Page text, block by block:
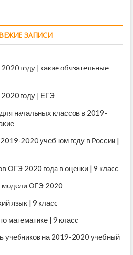
ЗАПИСИ
году | какие обязательные
2020 году | ЕГЭ
начальных классов в 2019-
2020 учебном году в России |
ОГЭ 2020 года в оценки | 9 класс
модели ОГЭ 2020
язык | 9 класс
математике | 9 класс
учебников на 2019-2020 учебный